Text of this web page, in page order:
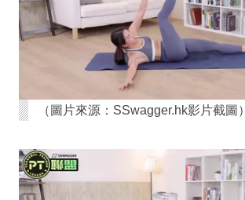
（圖片來源：SSwagger.hk影片截圖）